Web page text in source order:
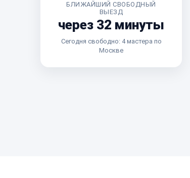
БЛИЖАЙШИЙ СВОБОДНЫЙ
ВЫЕЗД
через 32 минуты
Сегодня свободно: 4 мастера по
Москве